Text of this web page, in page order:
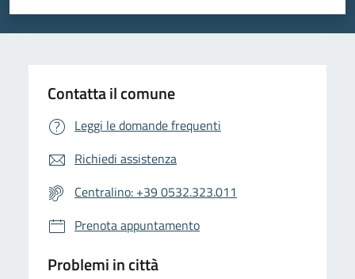
Valuta 5 stelle su 5
Valuta 4 stelle su 5
Valuta 3 stelle su 5
Valuta 2 stelle su 5
Valuta 1 stelle su 5
Contatta il comune
Leggi le domande frequenti
Richiedi assistenza
Centralino: +39 0532.323.011
Prenota appuntamento
Problemi in città